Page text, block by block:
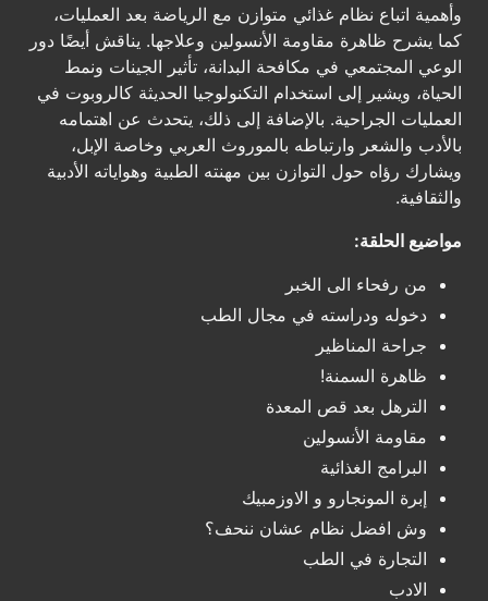
وأهمية اتباع نظام غذائي متوازن مع الرياضة بعد العمليات،
كما يشرح ظاهرة مقاومة الأنسولين وعلاجها. يناقش أيضًا دور
الوعي المجتمعي في مكافحة البدانة، تأثير الجينات ونمط
الحياة، ويشير إلى استخدام التكنولوجيا الحديثة كالروبوت في
العمليات الجراحية. بالإضافة إلى ذلك، يتحدث عن اهتمامه
بالأدب والشعر وارتباطه بالموروث العربي وخاصة الإبل،
ويشارك رؤاه حول التوازن بين مهنته الطبية وهواياته الأدبية
والثقافية.
مواضيع الحلقة:
من رفحاء الى الخبر
دخوله ودراسته في مجال الطب
جراحة المناظير
ظاهرة السمنة!
الترهل بعد قص المعدة
مقاومة الأنسولين
البرامج الغذائية
إبرة المونجارو و الاوزمبيك
وش افضل نظام عشان ننحف؟
التجارة في الطب
الادب